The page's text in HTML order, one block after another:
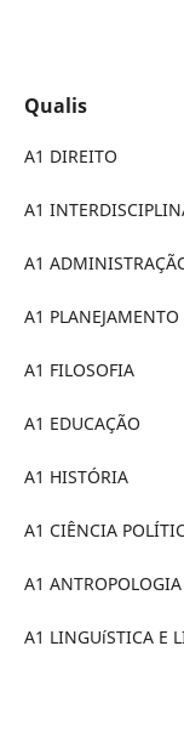
Qualis
A1 DIREITO
A1
A1
A1
A1 FILOSOFIA
A1 EDUCAÇÃO
A1 HISTÓRIA
A1 CIÊNCIA
A1
A1 LINGUíSTICA E